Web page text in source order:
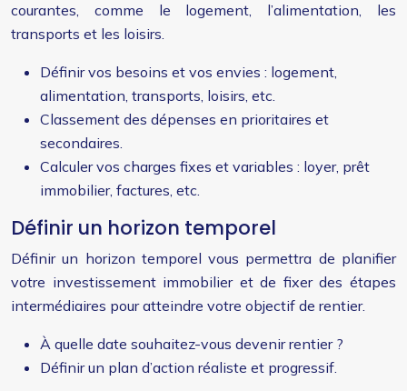
courantes, comme le logement, l’alimentation, les
transports et les loisirs.
Définir vos besoins et vos envies : logement,
alimentation, transports, loisirs, etc.
Classement des dépenses en prioritaires et
secondaires.
Calculer vos charges fixes et variables : loyer, prêt
immobilier, factures, etc.
Définir un horizon temporel
Définir un horizon temporel vous permettra de planifier
votre investissement immobilier et de fixer des étapes
intermédiaires pour atteindre votre objectif de rentier.
À quelle date souhaitez-vous devenir rentier ?
Définir un plan d’action réaliste et progressif.